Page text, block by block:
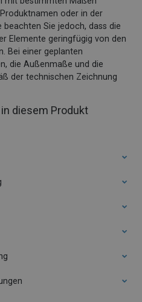
oder in der
beachten Sie jedoch, dass die
Elemente geringfügig von den
Bei einer geplanten
die Außenmaße und die
der technischen Zeichnung
diesem Produkt